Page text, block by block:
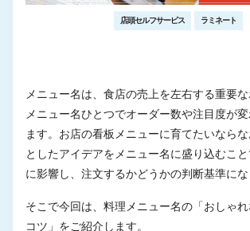
店頭セルフサービス ラミネート
メニュー名は、食店の売上を左右する重要な
メニュー名ひとつでオーダー数や注目度が
ます。お店の看板メニューに育てたいなら
としたアイデアをメニュー名に盛り込むこ
に影響し、注文するかどうかの判断基準にな
そこで今回は、料理メニュー名の「おしゃ
コツ」をご紹介します。